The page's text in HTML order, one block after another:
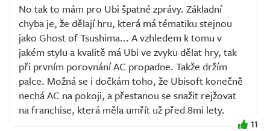
No tak to mám pro Ubi špatné zprávy. Základní
chyba je, že dělají hru, která má tématiku stejnou
jako Ghost of Tsushima... A vzhledem k tomu v
jakém stylu a kvalitě má Ubi ve zvyku dělat hry, tak
při prvním porovnání AC propadne. Takže držím
palce. Možná se i dočkám toho, že Ubisoft konečně
nechá AC na pokoji, a přestanou se snažit rejžovat
na franchise, která měla umřít už před 8mi lety.
11